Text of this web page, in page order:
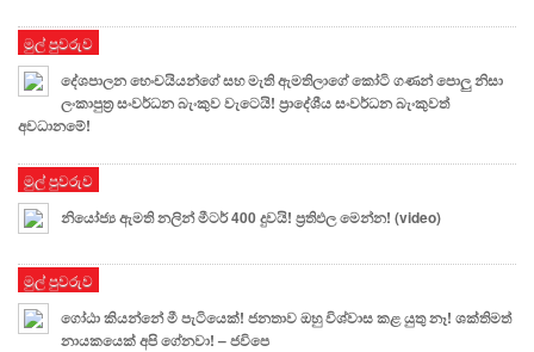
මුල් පුවරුව
දේශපාලන හෙංචයියන්ගේ සහ මැති ඇමතිලාගේ කෝටි ගණන් පොලු නිසා
ලංකාපුත්‍ර සංවර්ධන බැංකුව වැටෙයි! ප්‍රාදේශීය සංවර්ධන බැංකුවත්
අවධානමේ!
මුල් පුවරුව
නියෝජ්‍ය ඇමති නලින් මීටර් 400 දුවයි! ප්‍රතිඵල මෙන්න! (video)
මුල් පුවරුව
ගෝඨා කියන්නේ මී පැටියෙක්! ජනතාව ඔහු විශ්වාස කළ යුතු නෑ! ශක්තිමත්
නායකයෙක් අපි ගේනවා! – ජවිපෙ